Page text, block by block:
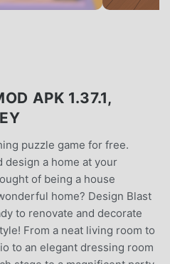
APK 1.37.1,
puzzle game for free.
design a home at your
of being a house
home? Design Blast
to renovate and decorate
From a neat living room to
to an elegant dressing room